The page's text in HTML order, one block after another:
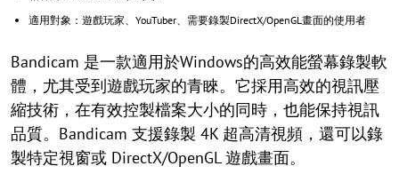
適用對象：遊戲玩家、YouTuber、需要錄製DirectX/OpenGL畫面的使用者
Bandicam 是一款適用於Windows的高效能螢幕錄製軟
體，尤其受到遊戲玩家的青睞。它採用高效的視訊壓
縮技術，在有效控製檔案大小的同時，也能保持視訊
品質。Bandicam 支援錄製 4K 超高清視頻，還可以錄
製特定視窗或 DirectX/OpenGL 遊戲畫面。